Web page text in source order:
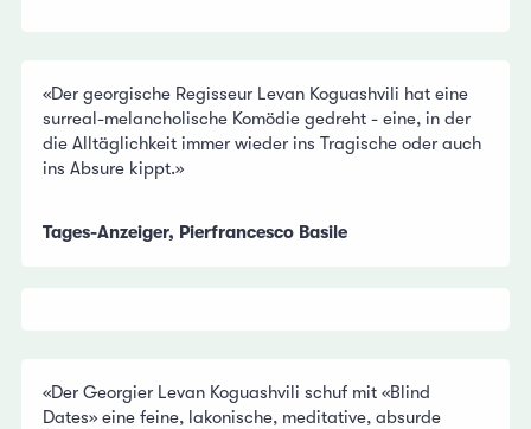
«Der georgische Regisseur Levan Koguashvili hat eine
surreal-melancholische Komödie gedreht - eine, in der
die Alltäglichkeit immer wieder ins Tragische oder auch
ins Absure kippt.»
Tages-Anzeiger, Pierfrancesco Basile
«Der Georgier Levan Koguashvili schuf mit «Blind
Dates» eine feine, lakonische, meditative, absurde